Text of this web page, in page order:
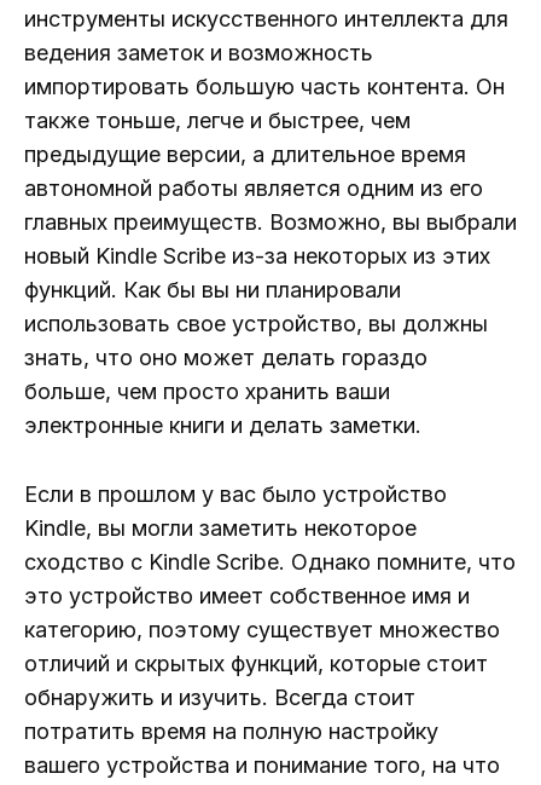
инструменты искусственного интеллекта для
ведения заметок и возможность
импортировать большую часть контента. Он
также тоньше, легче и быстрее, чем
предыдущие версии, а длительное время
автономной работы является одним из его
главных преимуществ. Возможно, вы выбрали
новый Kindle Scribe из-за некоторых из этих
функций. Как бы вы ни планировали
использовать свое устройство, вы должны
знать, что оно может делать гораздо
больше, чем просто хранить ваши
электронные книги и делать заметки.
Если в прошлом у вас было устройство
Kindle, вы могли заметить некоторое
сходство с Kindle Scribe. Однако помните, что
это устройство имеет собственное имя и
категорию, поэтому существует множество
отличий и скрытых функций, которые стоит
обнаружить и изучить. Всегда стоит
потратить время на полную настройку
вашего устройства и понимание того, на что